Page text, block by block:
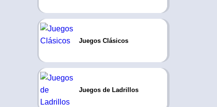
Juegos Clásicos
Juegos de Ladrillos